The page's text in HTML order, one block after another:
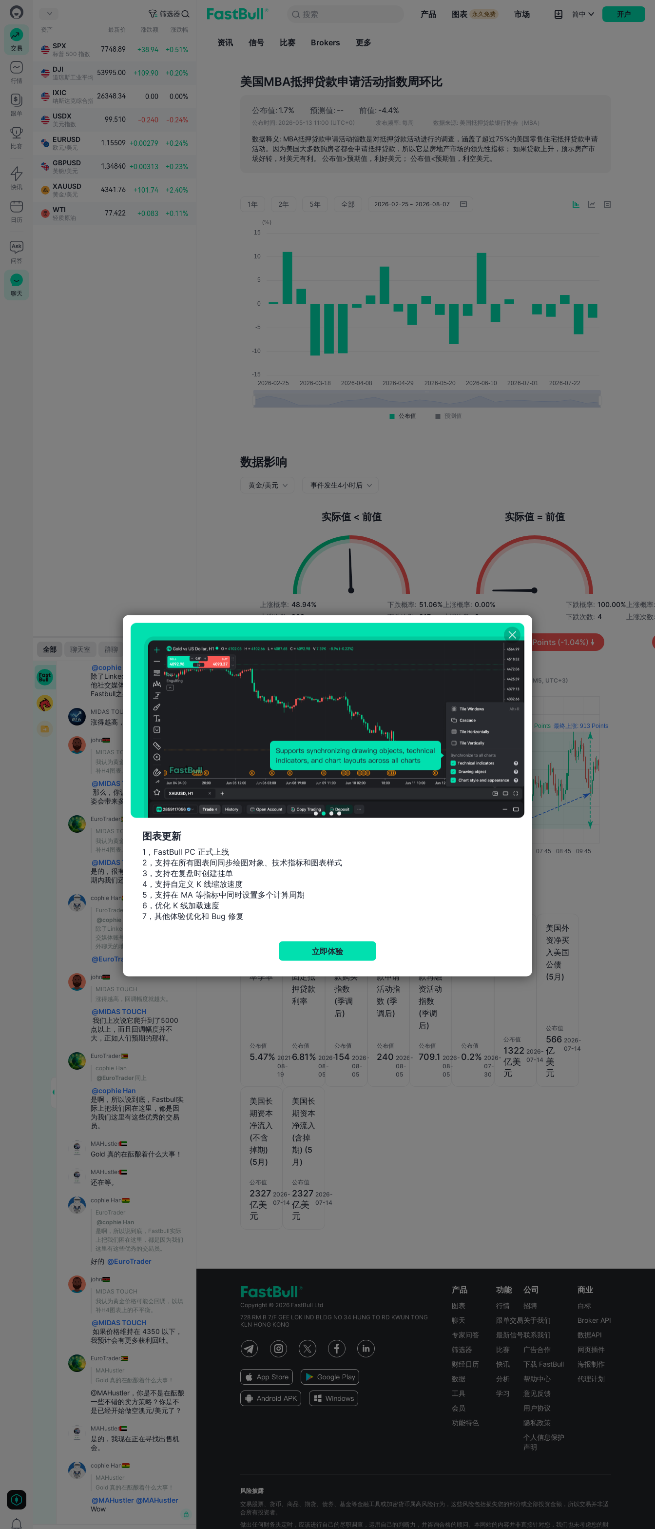
交易
行情
跟单
比赛
快讯
日历
问答
聊天
筛选器
资产 最新价 涨跌额 涨跌幅
SPX
标普 500 指数
7748.89 +38.94 +0.51%
DJI
道琼斯工业平均指数
53995.00 +109.90 +0.20%
IXIC
纳斯达克综合指数
26348.34 0.00 0.00%
USDX
美元指数
99.510 -0.240 -0.24%
EURUSD
欧元/美元
1.15509 +0.00279 +0.24%
GBPUSD
英镑/美元
1.34840 +0.00313 +0.23%
XAUUSD
黄金/美元
4341.76 +101.74 +2.40%
WTI
轻质原油
77.422 +0.083 +0.11%
搜索 产品 图表 永久免费 市场
资讯 信号
简中 开户
搜索
资讯 信号 比赛 Brokers 更多
美国MBA抵押贷款申请活动指数周环比
公布值: 1.7% 预测值: -- 前值: -4.4%
公布时间: 2026-05-13 11:00 (UTC+0) 发布频率: 每周 数据来源: 美国抵押贷款银行协会（MBA）
数据释义: MBA抵押贷款申请活动指数是对抵押贷款活动进行的调查，涵盖了超过75%的美国零售住宅抵押贷款申请
活动。因为美国大多数购房者都会申请抵押贷款，所以它是房地产市场的领先性指标； 如果贷款上升，预示房产市
场好转，对美元有利。 公布值>预期值，利好美元； 公布值<预期值，利空美元。
1年 2年 5年 全部
数据影响
黄金/美元 事件发生4小时后
实际值 < 前值
上涨概率: 48.94%
上涨次数: 208
下跌概率: 51.06%
下跌次数: 217
平均波动: -61Points(-0.02%)
实际值 = 前值
上涨概率: 0.00%
上涨次数: 0
下跌概率: 100.00%
下跌次数: 4
平均波动: -1657 Points (-1.04%)
上涨概
上涨次
历史价格图表 事件发生4小时后的影响 (M5, UTC+3)
相关指标
率季率
公布值
5.47% 2021-
08-
19
周
MBA3
固定抵
押贷款
利率
公布值
6.81% 2026-
08-
05
周
MBA
款购买
指数
(季调
后)
公布值
154 2026-
08-
05
款申请
活动指
数 (季
调后)
公布值
240 2026-
08-
05
款再融
资活动
指数
(季调
后)
公布值
709.1 2026-
08-
05
公布值
0.2% 2026-
07-
30
公布值
1322
亿美
元
2026-
07-14
美国外
资净买
入美国
公债
(5月)
公布值
566
亿
美
元
2026-
07-14
美国长
期资本
净流入
(不含
掉期)
(5月)
公布值
2327
亿美
元
2026-
07-14
美国长
期资本
净流入
(含掉
期) (5
月)
公布值
2327
亿美
元
2026-
07-14
Copyright © 2026 FastBull Ltd
728 RM B 7/F GEE LOK IND BLDG NO 34 HUNG TO RD KWUN TONG
KLN HONG KONG
产品
图表
聊天
专家问答
筛选器
财经日历
数据
工具
会员
功能特色
功能
行情
跟单交易
最新信号
比赛
快讯
分析
学习
公司
招聘
关于我们
联系我们
广告合作
下载 FastBull
帮助中心
意见反馈
用户协议
隐私政策
个人信息保护
声明
商业
白标
Broker API
数据API
网页插件
海报制作
代理计划
风险披露
交易股票、货币、商品、期货、债券、基金等金融工具或加密货币属高风险行为，这些风险包括损失您的部分或全部投资金额，所以交易并非适
合所有投资者。
做出任何财务决定时，应该进行自己的尽职调查，运用自己的判断力，并咨询合格的顾问。本网站的内容并非直接针对您，我们也未考虑您的财
图表更新
1，FastBull PC 正式上线
2，支持在所有图表间同步绘图对象、技术指标和图表样式
3，支持在复盘时创建挂单
4，支持自定义 K 线缩放速度
5，支持在 MA 等指标中同时设置多个计算周期
6，优化 K 线加载速度
7，其他体验优化和 Bug 修复
立即体验